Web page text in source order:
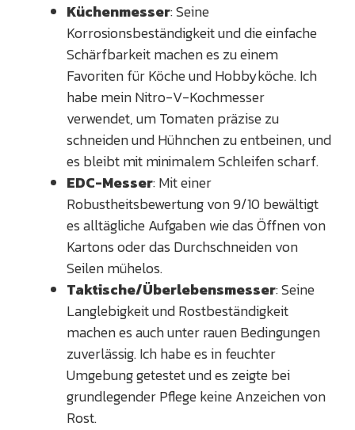
Küchenmesser: Seine
Korrosionsbeständigkeit und die einfache
Schärfbarkeit machen es zu einem
Favoriten für Köche und Hobbyköche. Ich
habe mein Nitro-V-Kochmesser
verwendet, um Tomaten präzise zu
schneiden und Hühnchen zu entbeinen, und
es bleibt mit minimalem Schleifen scharf.
EDC-Messer: Mit einer
Robustheitsbewertung von 9/10 bewältigt
es alltägliche Aufgaben wie das Öffnen von
Kartons oder das Durchschneiden von
Seilen mühelos.
Taktische/Überlebensmesser: Seine
Langlebigkeit und Rostbeständigkeit
machen es auch unter rauen Bedingungen
zuverlässig. Ich habe es in feuchter
Umgebung getestet und es zeigte bei
grundlegender Pflege keine Anzeichen von
Rost.